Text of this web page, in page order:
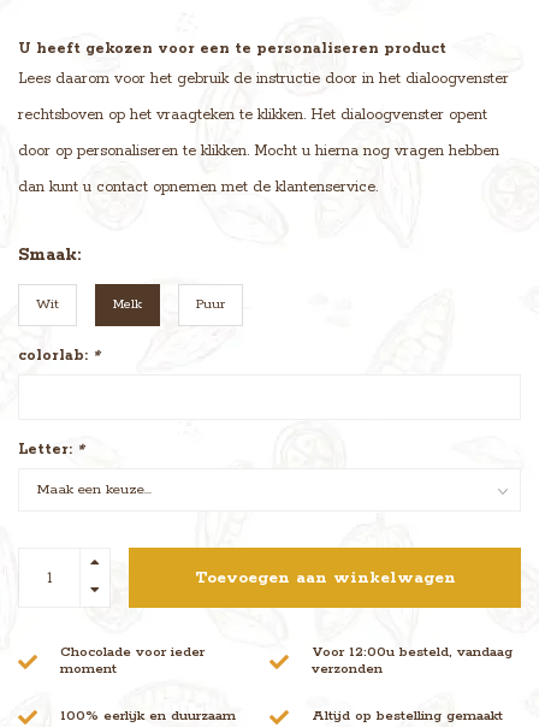
U heeft gekozen voor een te personaliseren product
Lees daarom voor het gebruik de instructie door in het dialoogvenster
rechtsboven op het vraagteken te klikken. Het dialoogvenster opent
door op personaliseren te klikken. Mocht u hierna nog vragen hebben
dan kunt u contact opnemen met de klantenservice.
Smaak:
Wit Melk Puur
colorlab: *
Letter: *
Toevoegen aan winkelwagen
Chocolade voor ieder
moment
Voor 12:00u besteld, vandaag
verzonden
100% eerlijk en duurzaam Altijd op bestelling gemaakt